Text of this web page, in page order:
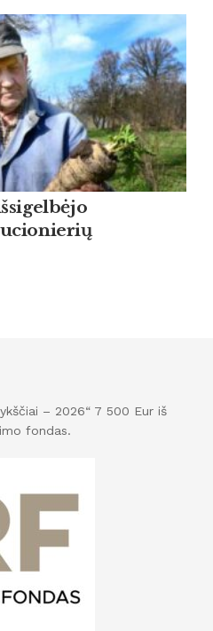
– 2026“ 7 500 Eur iš
fondas.